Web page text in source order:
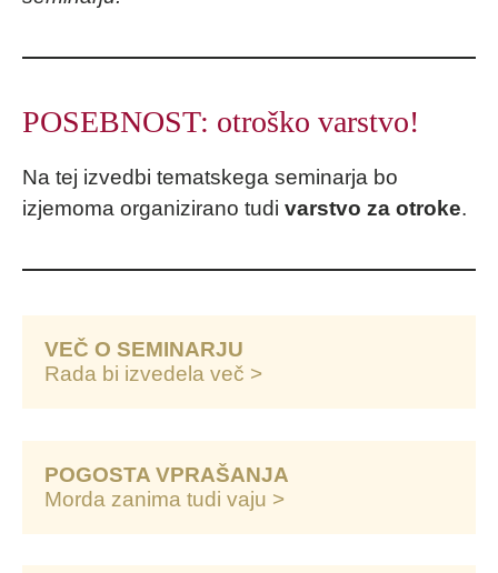
POSEBNOST: otroško varstvo!
Na tej izvedbi tematskega seminarja bo
izjemoma organizirano tudi varstvo za otroke.
VEČ O SEMINARJU
Rada bi izvedela več >
POGOSTA VPRAŠANJA
Morda zanima tudi vaju >